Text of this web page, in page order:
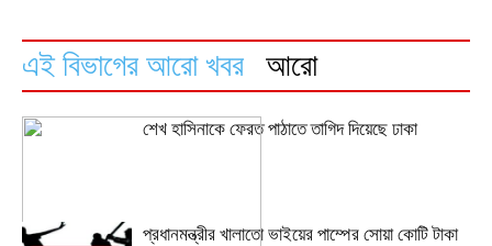
এই বিভাগের আরো খবর আরো
শেখ হাসিনাকে ফেরত পাঠাতে তাগিদ দিয়েছে ঢাকা
প্রধানমন্ত্রীর খালাতো ভাইয়ের পাম্পের সোয়া কোটি টাকা